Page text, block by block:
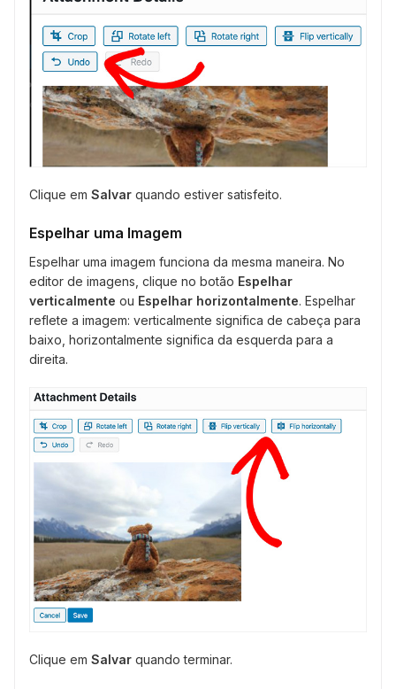
Clique em Salvar quando estiver satisfeito.
Espelhar uma Imagem
Espelhar uma imagem funciona da mesma maneira. No
editor de imagens, clique no botão Espelhar
verticalmente ou Espelhar horizontalmente. Espelhar
reflete a imagem: verticalmente significa de cabeça para
baixo, horizontalmente significa da esquerda para a
direita.
Clique em Salvar quando terminar.